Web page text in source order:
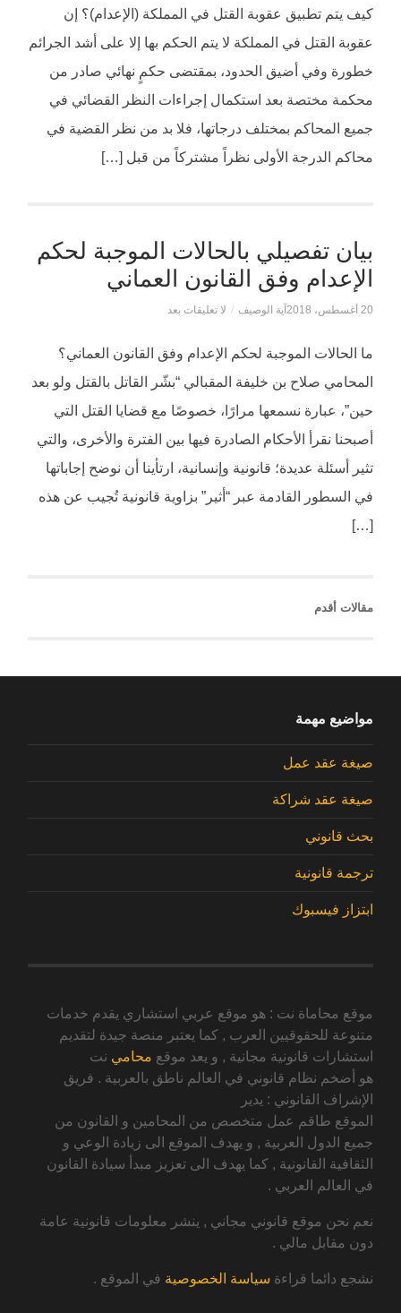
كيف يتم تطبيق عقوبة القتل في المملكة (الإعدام)؟ إن
عقوبة القتل في المملكة لا يتم الحكم بها إلا على أشد الجرائم
خطورة وفي أضيق الحدود، بمقتضى حكمٍ نهائي صادر من
محكمة مختصة بعد استكمال إجراءات النظر القضائي في
جميع المحاكم بمختلف درجاتها، فلا بد من نظر القضية في
محاكم الدرجة الأولى نظراً مشتركاً من قبل […]
بيان تفصيلي بالحالات الموجبة لحكم
الإعدام وفق القانون العماني
20 أغسطس، 2018 آية الوصيف / لا تعليقات بعد
ما الحالات الموجبة لحكم الإعدام وفق القانون العماني؟
المحامي صلاح بن خليفة المقبالي “بشّر القاتل بالقتل ولو بعد
حين”، عبارة نسمعها مرارًا، خصوصًا مع قضايا القتل التي
أصبحنا نقرأ الأحكام الصادرة فيها بين الفترة والأخرى، والتي
تثير أسئلة عديدة؛ قانونية وإنسانية، ارتأينا أن نوضح إجاباتها
في السطور القادمة عبر “أثير” بزاوية قانونية تُجيب عن هذه
[…]
مقالات أقدم
مواضيع مهمة
صيغة عقد عمل
صيغة عقد شراكة
بحث قانوني
ترجمة قانونية
ابتزاز فيسبوك
موقع محاماة نت : هو موقع عربي استشاري يقدم خدمات
متنوعة للحقوقيين العرب , كما يعتبر منصة جيدة لتقديم
استشارات قانونية مجانية , و يعد موقع محامي نت
هو أضخم نظام قانوني في العالم ناطق بالعربية . فريق
الإشراف القانوني : يدير
الموقع طاقم عمل متخصص من المحامين و القانون من
جميع الدول العربية , و يهدف الموقع الى زيادة الوعي و
الثقافية القانونية , كما يهدف الى تعزيز مبدأ سيادة القانون
في العالم العربي .
نعم نحن موقع قانوني مجاني , ينشر معلومات قانونية عامة
دون مقابل مالي .
نشجع دائما قراءة سياسة الخصوصية في الموقع .